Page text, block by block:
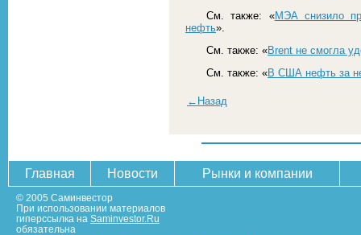
См. также: «МЭА снизило
нефть».
См. также: «Brent не смогла
См. также: «В США нефть за
←Назад
Главная Новости Рынки и компании
© 2005 Саминвестор
При использовании материалов
гиперссылка на Saminvestor.Ru
обязательна